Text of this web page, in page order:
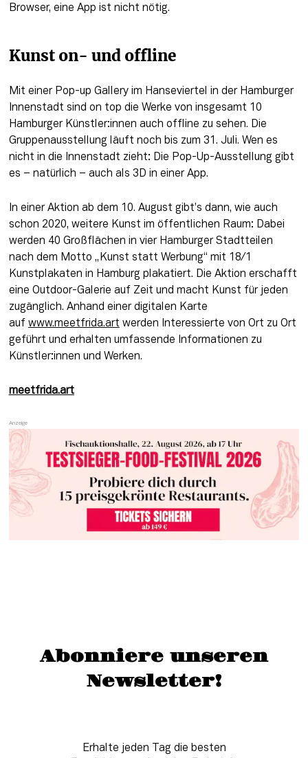
Browser, eine App ist nicht nötig.
Kunst on- und offline
Mit einer Pop-up Gallery im Hanseviertel in der Hamburger
Innenstadt sind on top die Werke von insgesamt 10
Hamburger Künstler:innen auch offline zu sehen. Die
Gruppenausstellung läuft noch bis zum 31. Juli. Wen es
nicht in die Innenstadt zieht: Die Pop-Up-Ausstellung gibt
es – natürlich – auch als 3D in einer App.
In einer Aktion ab dem 10. August gibt’s dann, wie auch
schon 2020, weitere Kunst im öffentlichen Raum: Dabei
werden 40 Großflächen in vier Hamburger Stadtteilen
nach dem Motto „Kunst statt Werbung“ mit 18/1
Kunstplakaten in Hamburg plakatiert. Die Aktion erschafft
eine Outdoor-Galerie auf Zeit und macht Kunst für jeden
zugänglich. Anhand einer digitalen Karte
auf www.meetfrida.art werden Interessierte von Ort zu Ort
geführt und erhalten umfassende Informationen zu
Künstler:innen und Werken.
meetfrida.art
Abonniere unseren
Newsletter!
Erhalte jeden Tag die besten